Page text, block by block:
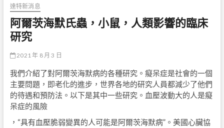
達特新消息
阿爾茨海默氏蟲，小鼠，人類影響的臨床
研究
2021 年 8 月 3 日
我們介紹了對阿爾茨海默病的各種研究。癡呆症是社會的一個
主要問題，即老化的進步，世界各地的研究人員都減少了他們
的待遇和預防法。以下是其中一些研究。血壓波動大的人是癡
呆症的風險
，“具有血壓脆弱變異的人可能是阿爾茨海默病”。美國心臟協